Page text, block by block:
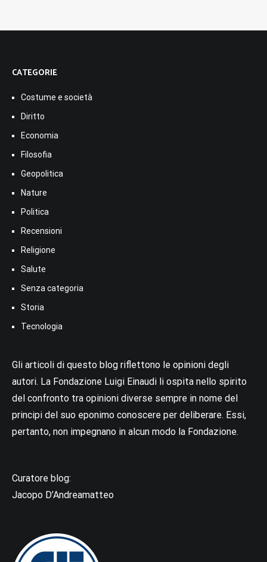
CATEGORIE
Costume e società
Diritto
Economia
Filosofia
Geopolitica
Nature
Politica
Recensioni
Religione
Salute
Senza categoria
Storia
Tecnologia
Gli articoli di questo blog riflettono le opinioni degli
autori. La Fondazione Luigi Einaudi li ospita nello spirito
del confronto tra opinioni diverse sempre in nome del
principi del suo eponimo conoscere per deliberare. Essi,
pertanto, non impegnano in alcun modo la Fondazione.
Curatore blog:
Jacopo D’Andreamatteo